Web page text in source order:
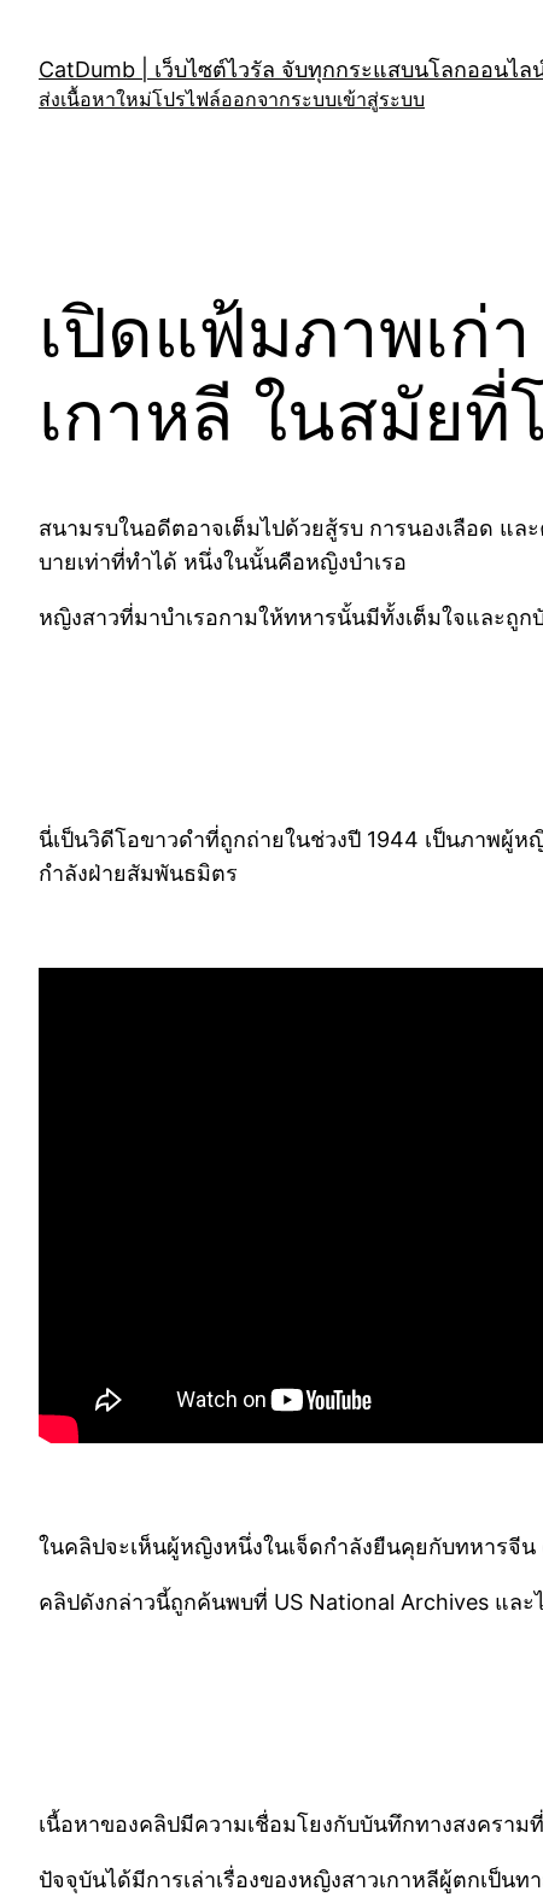
content
CatDumb | เว็บไซต์ไวรัล จับทุกกระแสบนโลกออนไ
ส่งเนื้อหาใหม่โปรไฟล์ออกจากระบบเข้าสู่ระบบ
เปิดแฟ้มภาพเก่
เกาหลี ในสมัย
สนามรบในอดีตอาจเต็มไปด้วยสู้รบ การนองเลือด แล
บายเท่าที่ทำได้ หนึ่งในนั้นคือหญิงบำเรอ
หญิงสาวที่มาบำเรอกามให้ทหารนั้นมีทั้งเต็มใจและถู
นี่เป็นวิดีโอขาวดำที่ถูกถ่ายในช่วงปี 1944 เป็นภาพผู้
กำลังฝ่ายสัมพันธมิตร
ในคลิปจะเห็นผู้หญิงหนึ่งในเจ็ดกำลังยืนคุยกับทหาร
คลิปดังกล่าวนี้ถูกค้นพบที่ US National Archives แล
เนื้อหาของคลิปมีความเชื่อมโยงกับบันทึกทางสงครา
ปัจจุบันได้มีการเล่าเรื่องของหญิงสาวเกาหลีผู้ตกเป็นท